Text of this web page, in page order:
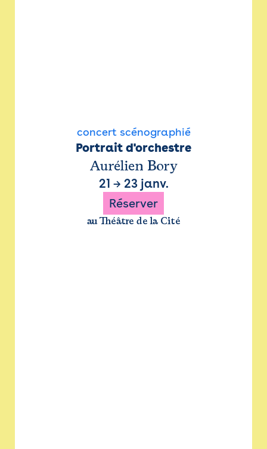
concert scénographié
Portrait d'orchestre
Aurélien Bory
21 → 23 janv.
Réserver
au Théâtre de la Cité